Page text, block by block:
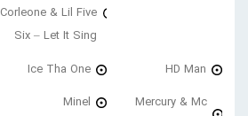
Corleone & Lil Five
Six – Let It Sing
HD Man
Ice Tha One
Mercury & Mc
Minel